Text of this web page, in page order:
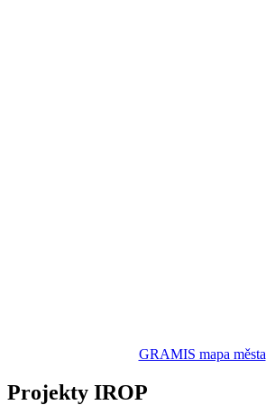
GRAMIS mapa města
Projekty IROP